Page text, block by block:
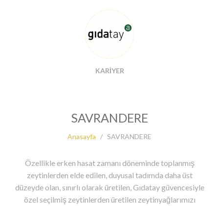
KARİYER
SAVRANDERE
Anasayfa / SAVRANDERE
Özellikle erken hasat zamanı döneminde toplanmış
zeytinlerden elde edilen, duyusal tadımda daha üst
düzeyde olan, sınırlı olarak üretilen, Gıdatay güvencesiyle
özel seçilmiş zeytinlerden üretilen zeytinyağlarımızı